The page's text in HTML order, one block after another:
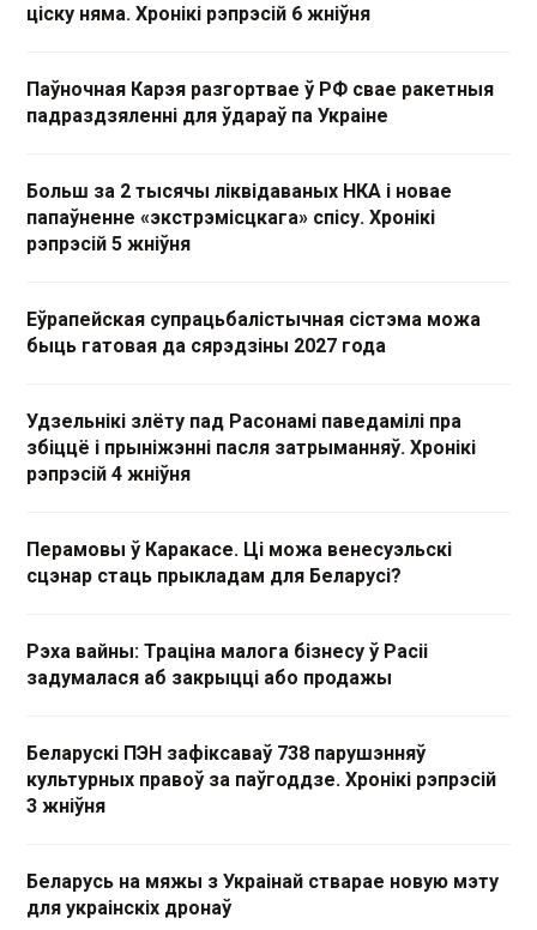
ціску няма. Хронікі рэпрэсій 6 жніўня
Паўночная Карэя разгортвае ў РФ свае ракетныя
падраздзяленні для ўдараў па Украіне
Больш за 2 тысячы ліквідаваных НКА і новае
папаўненне «экстрэмісцкага» спісу. Хронікі
рэпрэсій 5 жніўня
Еўрапейская супрацьбалістычная сістэма можа
быць гатовая да сярэдзіны 2027 года
Удзельнікі злёту пад Расонамі паведамілі пра
збіццё і прыніжэнні пасля затрыманняў. Хронікі
рэпрэсій 4 жніўня
Перамовы ў Каракасе. Ці можа венесуэльскі
сцэнар стаць прыкладам для Беларусі?
Рэха вайны: Траціна малога бізнесу ў Расіі
задумалася аб закрыцці або продажы
Беларускі ПЭН зафіксаваў 738 парушэнняў
культурных правоў за паўгоддзе. Хронікі рэпрэсій
3 жніўня
Беларусь на мяжы з Украінай стварае новую мэту
для украінскіх дронаў